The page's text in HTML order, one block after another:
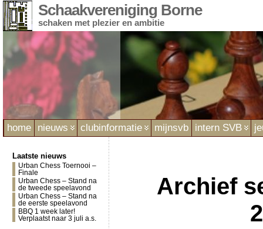
Schaakvereniging Borne
schaken met plezier en ambitie
home nieuws clubinformatie mijnsvb intern SVB
Laatste nieuws
Urban Chess Toernooi –
Finale
Urban Chess – Stand na
de tweede speelavond
Urban Chess – Stand na
de eerste speelavond
BBQ 1 week later!
Verplaatst naar 3 juli a.s.
Archief